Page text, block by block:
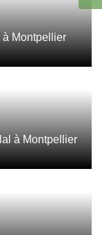
à Montpellier
à Montpellier